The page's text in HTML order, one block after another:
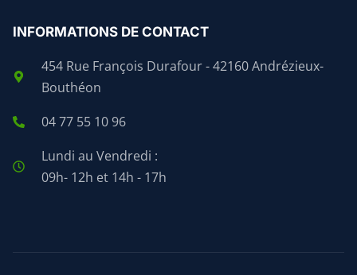
INFORMATIONS DE CONTACT
454 Rue François Durafour - 42160 Andrézieux-
Bouthéon
04 77 55 10 96
Lundi au Vendredi :
09h- 12h et 14h - 17h